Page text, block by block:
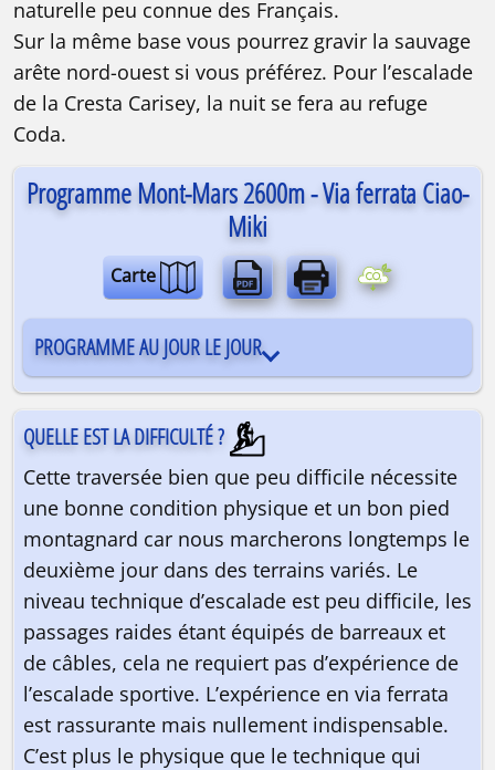
Alpinisme rocheux peu difficile | Refuge
naturelle peu connue des Français.
Sur la même base vous pourrez gravir la sauvage
arête nord-ouest si vous préférez. Pour l’escalade
de la Cresta Carisey, la nuit se fera au refuge
Coda.
Programme Mont-Mars 2600m - Via ferrata Ciao-
Miki
Carte
PROGRAMME AU JOUR LE JOUR
QUELLE EST LA DIFFICULTÉ ?
Cette traversée bien que peu difficile nécessite
une bonne condition physique et un bon pied
montagnard car nous marcherons longtemps le
deuxième jour dans des terrains variés. Le
niveau technique d’escalade est peu difficile, les
passages raides étant équipés de barreaux et
de câbles, cela ne requiert pas d’expérience de
l’escalade sportive. L’expérience en via ferrata
est rassurante mais nullement indispensable.
C’est plus le physique que le technique qui